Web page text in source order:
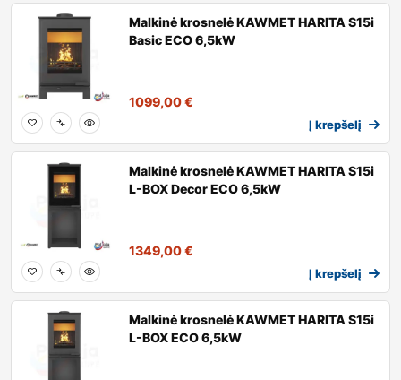
Malkinė krosnelė KAWMET HARITA S15i
Basic ECO 6,5kW
1099,00€
Į krepšelį
Malkinė krosnelė KAWMET HARITA S15i
L-BOX Decor ECO 6,5kW
1349,00€
Į krepšelį
Malkinė krosnelė KAWMET HARITA S15i
L-BOX ECO 6,5kW